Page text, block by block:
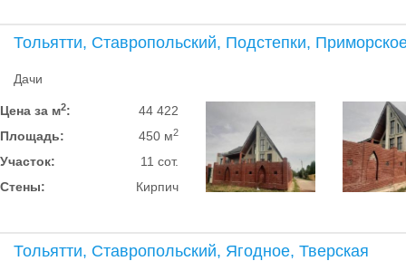
Тольятти, Ставропольский, Подстепки,
Дачи
Цена за м2:
44 422
Площадь:
450 м2
Участок:
11 сот.
Стены:
Кирпич
Тольятти, Ставропольский, Ягодное, Тверская